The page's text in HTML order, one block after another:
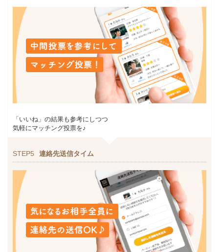
「いいね」の結果も参考にしつつ
気軽にマッチング投票を♪
STEP5 連絡先送信タイム